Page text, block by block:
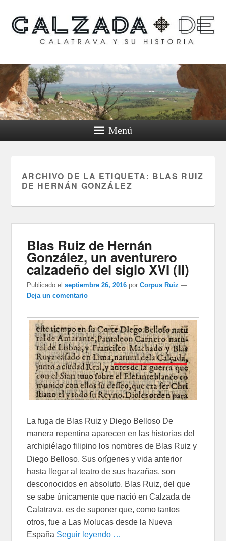
Calzada de Calatrava y
su historia
Menú
ARCHIVO DE LA ETIQUETA: BLAS RUIZ
DE HERNÁN GONZÁLEZ
Blas Ruiz de Hernán
González, un aventurero
calzadeño del siglo XVI (II)
Publicado el septiembre 26, 2016 porCorpus Ruiz —
Deja un comentario
La fuga de Blas Ruiz y Diego Belloso De
manera repentina aparecen en las historias del
archipiélago filipino los nombres de Blas Ruiz y
Diego Belloso. Sus orígenes y vida anterior
hasta llegar al teatro de sus hazañas, son
desconocidos en absoluto. Blas Ruiz, del que
se sabe únicamente que nació en Calzada de
Calatrava, es de suponer que, como tantos
otros, fue a Las Molucas desde la Nueva
España Seguir leyendo …